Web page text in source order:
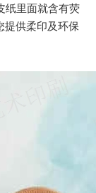
纸里面就含有荧
提供柔印及环保